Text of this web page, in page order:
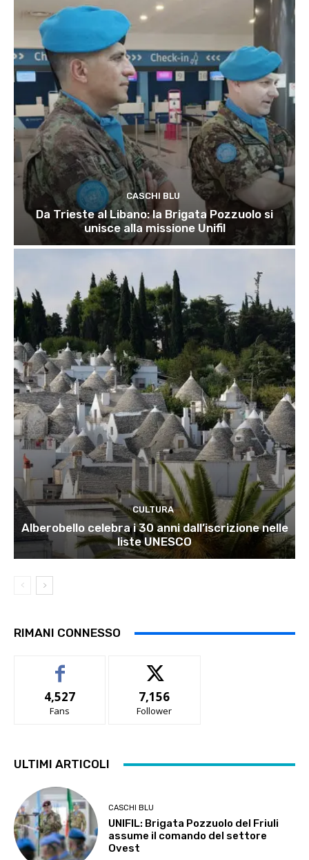
CASCHI BLU
Da Trieste al Libano: la Brigata Pozzuolo si
unisce alla missione Unifil
CULTURA
Alberobello celebra i 30 anni dall’iscrizione nelle
liste UNESCO
RIMANI CONNESSO
4,527
Fans
7,156
Follower
ULTIMI ARTICOLI
CASCHI BLU
UNIFIL: Brigata Pozzuolo del Friuli
assume il comando del settore
Ovest